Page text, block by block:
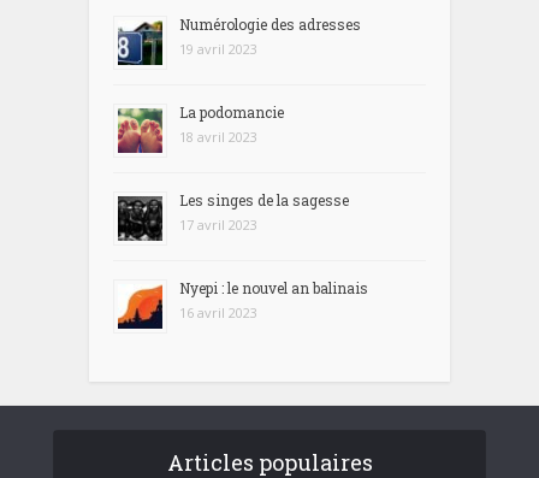
Numérologie des adresses
19 avril 2023
La podomancie
18 avril 2023
Les singes de la sagesse
17 avril 2023
Nyepi : le nouvel an balinais
16 avril 2023
Articles populaires